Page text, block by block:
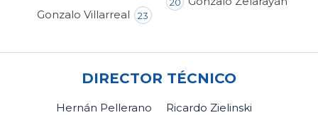
Gonzalo Villarreal 23
DIRECTOR TÉCNICO
Hernán Pellerano Ricardo Zielinski